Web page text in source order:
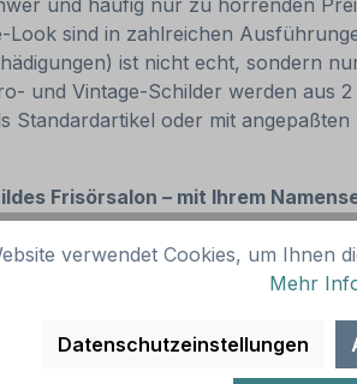
und häufig nur zu horrenden
Look sind in zahlreichen
ist nicht echt, sondern
und Vintage-Schilder werden aus
Standardartikel oder mit
Frisörsalon – mit Ihrem
verwendet Cookies, um Ihnen
Mehr
Datenschutzeinstellungen